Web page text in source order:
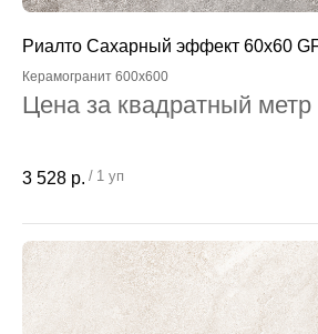
Риалто Сахарный эффект 60x60
Керамогранит 600x600
Цена за квадратный метр
3 528 р. / 1 уп